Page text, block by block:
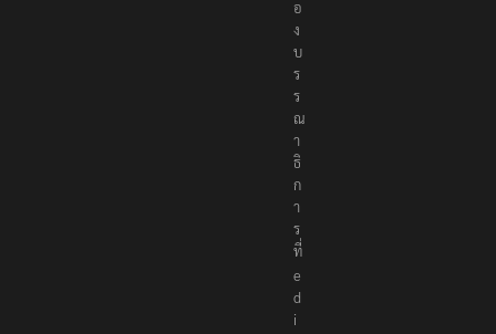
อ
ก
อ
ง
บ
ร
ร
ณ
า
ธิ
ก
า
ร
ที่
e